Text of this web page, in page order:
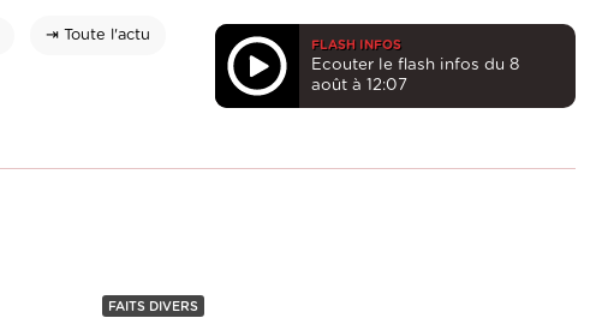
⇥ Toute l'actu
FLASH INFOS
Ecouter le flash infos du 8
août à 12:07
FAITS DIVERS